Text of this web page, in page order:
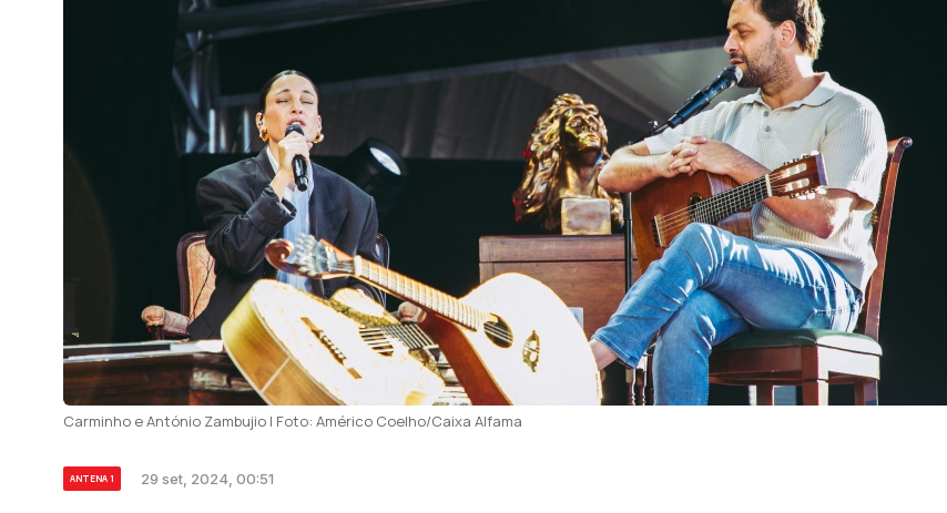
Carminho e António Zambujio | Foto: Américo Coelho/Caixa Alfama
ANTENA 1 29 set, 2024, 00:51